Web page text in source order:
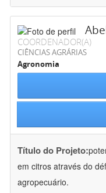
COORDENADOR(A)
CIÊNCIAS AGRÁRIAS
Agronomia
Título do Projeto:
em citros através do
agropecuário.